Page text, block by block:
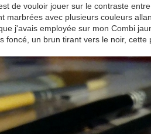
de vouloir jouer sur le contraste
marbrées avec plusieurs couleurs
j'avais employée sur mon Combi
foncé, un brun tirant vers le noir,